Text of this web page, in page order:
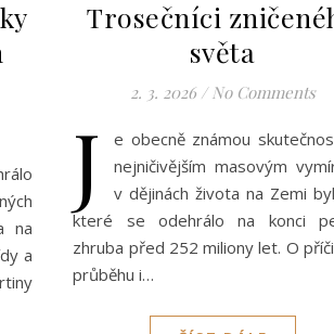
na
a
Trosečníci
světa
2. 3. 2026 / No Comments
J
e obecně známou
nejničivějším masovým
v dějinách života na Zemi
které se odehrálo na konci
zhruba před 252 miliony let. O
průběhu i…